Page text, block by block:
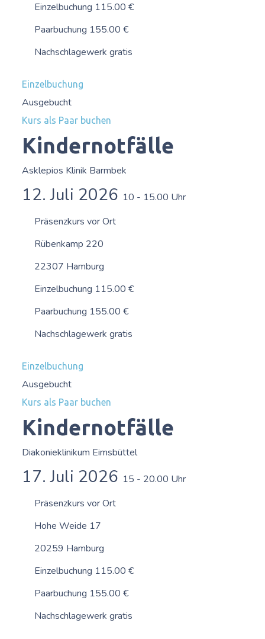
Einzelbuchung 115.00 €
Paarbuchung 155.00 €
Nachschlagewerk gratis
Einzelbuchung
Ausgebucht
Kurs als Paar buchen
Kindernotfälle
Asklepios Klinik Barmbek
12. Juli 2026 10 - 15.00 Uhr
Präsenzkurs vor Ort
Rübenkamp 220
22307 Hamburg
Einzelbuchung 115.00 €
Paarbuchung 155.00 €
Nachschlagewerk gratis
Einzelbuchung
Ausgebucht
Kurs als Paar buchen
Kindernotfälle
Diakonieklinikum Eimsbüttel
17. Juli 2026 15 - 20.00 Uhr
Präsenzkurs vor Ort
Hohe Weide 17
20259 Hamburg
Einzelbuchung 115.00 €
Paarbuchung 155.00 €
Nachschlagewerk gratis